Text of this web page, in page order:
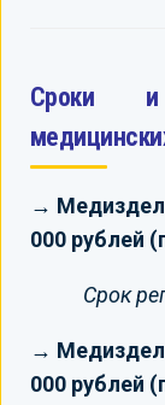
Сроки и
→
000 рублей
Срок
→
000 рублей